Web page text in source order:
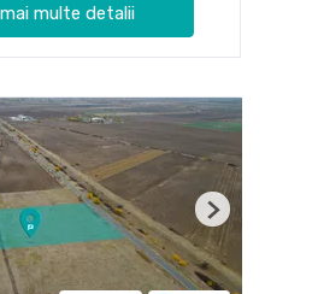
multe detalii
Next